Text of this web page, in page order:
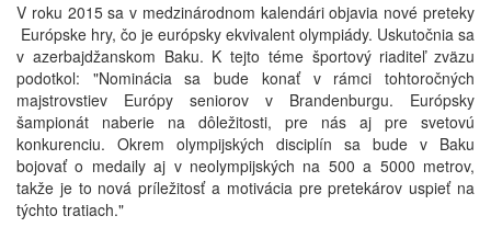
V roku 2015 sa v medzinárodnom kalendári objavia nové preteky
­ Európske hry, čo je európsky ekvivalent olympiády. Uskutočnia sa
v azerbajdžanskom Baku. K tejto téme športový riaditeľ zväzu
podotkol: "Nominácia sa bude konať v rámci tohtoročných
majstrovstiev Európy seniorov v Brandenburgu. Európsky
šampionát naberie na dôležitosti, pre nás aj pre svetovú
konkurenciu. Okrem olympijských disciplín sa bude v Baku
bojovať o medaily aj v neolympijských na 500 a 5000 metrov,
takže je to nová príležitosť a motivácia pre pretekárov uspieť na
týchto tratiach."